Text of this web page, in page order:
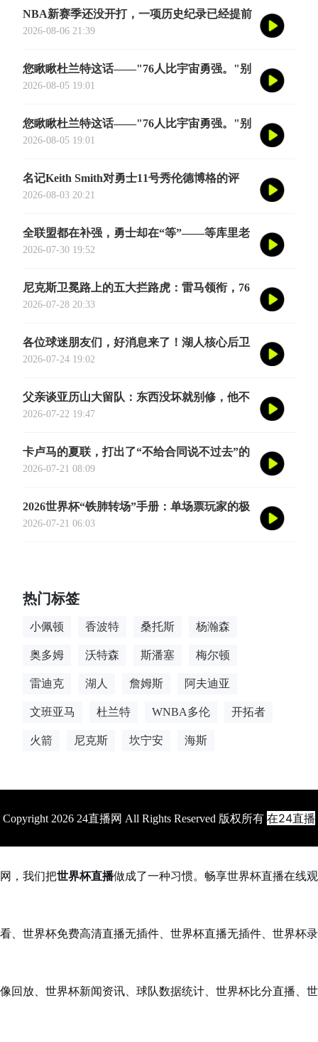
NBA新赛季还没开打，一项历史纪录已经提前
诞生——英国篮球俱乐部伦敦雄狮将首次站上
2026-08-06 21:39
您瞅瞅杜兰特这话——"76人比宇宙勇强。"别
觉得他是谦虚或者脑子进水了，我给您掰开了
2026-08-05 19:01
您瞅瞅杜兰特这话——"76人比宇宙勇强。"别
觉得他是谦虚或者脑子进水了，我给您掰开了
2026-08-05 19:01
名记Keith Smith对勇士11号秀伦德博格的评
价，用词非常精准。他说伦德博格是夏联最耀
2026-08-03 20:21
全联盟都在补强，勇士却在“等”——等库里老
去的那一天
2026-07-30 19:52
尼克斯卫冕路上的五大拦路虎：雷马领衔，76
人四巨头在列
2026-07-28 20:33
各位球迷朋友们，好消息来了！湖人核心后卫
奥斯汀·里夫斯的2026中国行「紫金之旅」正
2026-07-24 19:02
父亲谈亚历山大留队：东西没坏就别修，他不
会被夜生活诱惑走
2026-07-22 19:47
卡卢马的夏联，打出了“不给合同说不过去”的
数据
2026-07-21 08:09
2026世界杯“铁肺转场”手册：单场票玩家的极
限跨城生存法则
2026-07-21 06:03
热门标签
小佩顿 香波特 桑托斯 杨瀚森
奥多姆 沃特森 斯潘塞 梅尔顿
雷迪克 湖人 詹姆斯 阿夫迪亚
文班亚马 杜兰特 WNBA多伦 开拓者
火箭 尼克斯 坎宁安 海斯
Copyright 2026 24直播网 All Rights Reserved 版权所有 在24直播
网，我们把世界杯直播做成了一种习惯。畅享世界杯直播在线观
看、世界杯免费高清直播无插件、世界杯直播无插件、世界杯录
像回放、世界杯新闻资讯、球队数据统计、世界杯比分直播、世